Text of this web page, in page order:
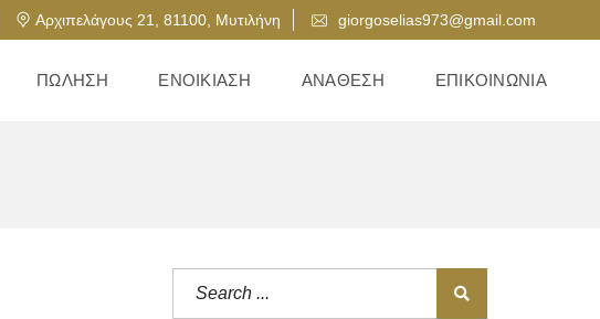
Αρχιπελάγους 21, 81100, Μυτιλήνη giorgoselias973@gmail.com
ΠΏΛΗΣΗ ΕΝΟΙΚΊΑΣΗ ΑΝΆΘΕΣΗ ΕΠΙΚΟΙΝΩΝΊΑ